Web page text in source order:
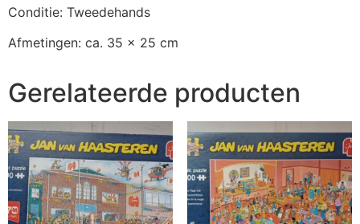
Conditie: Tweedehands
Afmetingen: ca. 35 x 25 cm
Gerelateerde producten